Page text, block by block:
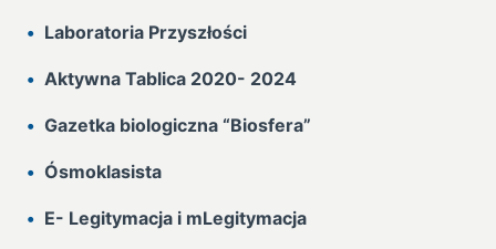
Laboratoria Przyszłości
Aktywna Tablica 2020- 2024
Gazetka biologiczna “Biosfera”
Ósmoklasista
E- Legitymacja i mLegitymacja